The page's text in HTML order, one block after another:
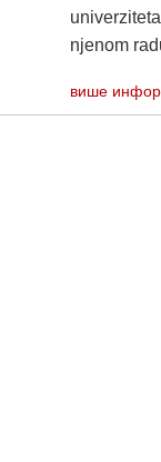
njenom
више